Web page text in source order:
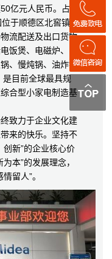
亿元人民币。占地
于顺德区北窖镇千
流配送及出口货物
饭煲、电磁炉、电
、慢炖锅、油炸锅
目前全球最具规
合型小家电制造基
致力于企业文化建
来的快乐。坚持不
创新”的企业核心价
本”的发展理念，
留人”。